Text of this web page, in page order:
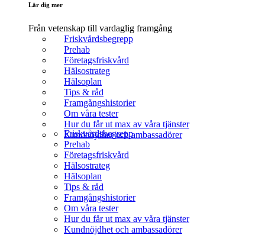
Lär dig mer
Från vetenskap till vardaglig framgång
Friskvårdsbegrepp
Prehab
Företagsfriskvård
Hälsostrateg
Hälsoplan
Tips & råd
Framgångshistorier
Om våra tester
Hur du får ut max av våra tjänster
Kundnöjdhet och ambassadörer
Friskvårdsbegrepp
Prehab
Företagsfriskvård
Hälsostrateg
Hälsoplan
Tips & råd
Framgångshistorier
Om våra tester
Hur du får ut max av våra tjänster
Kundnöjdhet och ambassadörer